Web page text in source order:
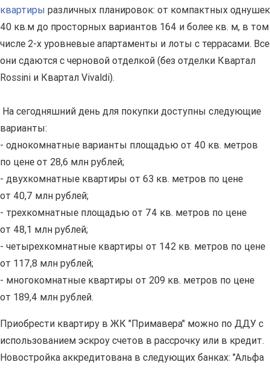
квартиры различных планировок: от компактных однушек
40 кв.м до просторных вариантов 164 и более кв. м, в том
числе 2-х уровневые апартаменты и лоты с террасами. Все
они сдаются с черновой отделкой (без отделки Квартал
Rossini и Квартал Vivaldi).
На сегодняшний день для покупки доступны следующие
варианты:
- однокомнатные варианты площадью от 40 кв. метров
по цене от 28,6 млн рублей;
- двухкомнатные квартиры от 63 кв. метров по цене
от 40,7 млн рублей;
- трехкомнатные площадью от 74 кв. метров по цене
от 48,1 млн рублей;
- четырехкомнатные квартиры от 142 кв. метров по цене
от 117,8 млн рублей;
- многокомнатные квартиры от 209 кв. метров по цене
от 189,4 млн рублей.
Приобрести квартиру в ЖК "Примавера" можно по ДДУ с
использованием эскроу счетов в рассрочку или в кредит.
Новостройка аккредитована в следующих банках: "Альфа